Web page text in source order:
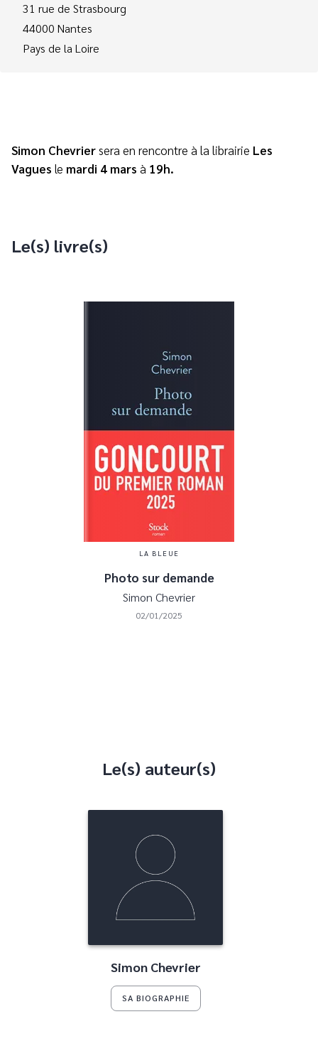
31 rue de Strasbourg
44000 Nantes
Pays de la Loire
Simon Chevriersera en rencontre à la librairie Les
Vagues le mardi 4 mars à 19h.
Le(s) livre(s)
LA BLEUE
Photo sur demande
Simon Chevrier
02/01/2025
Le(s) auteur(s)
Simon Chevrier
SA BIOGRAPHIE